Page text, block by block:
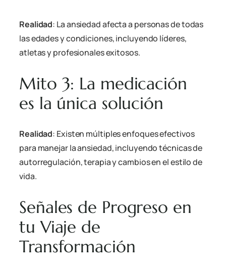
Realidad: La ansiedad afecta a personas de todas
las edades y condiciones, incluyendo líderes,
atletas y profesionales exitosos.
Mito 3: La medicación
es la única solución
Realidad: Existen múltiples enfoques efectivos
para manejar la ansiedad, incluyendo técnicas de
autorregulación, terapia y cambios en el estilo de
vida.
Señales de Progreso en
tu Viaje de
Transformación